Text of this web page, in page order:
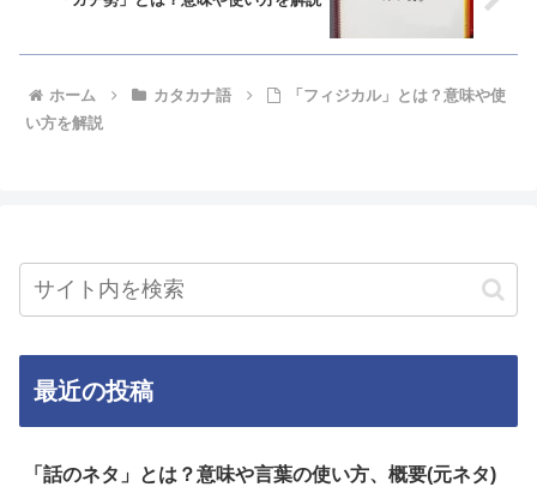
ホーム カタカナ語
「フィジカル」とは？意味や使
い方を解説
最近の投稿
「話のネタ」とは？意味や言葉の使い方、概要(元ネタ)